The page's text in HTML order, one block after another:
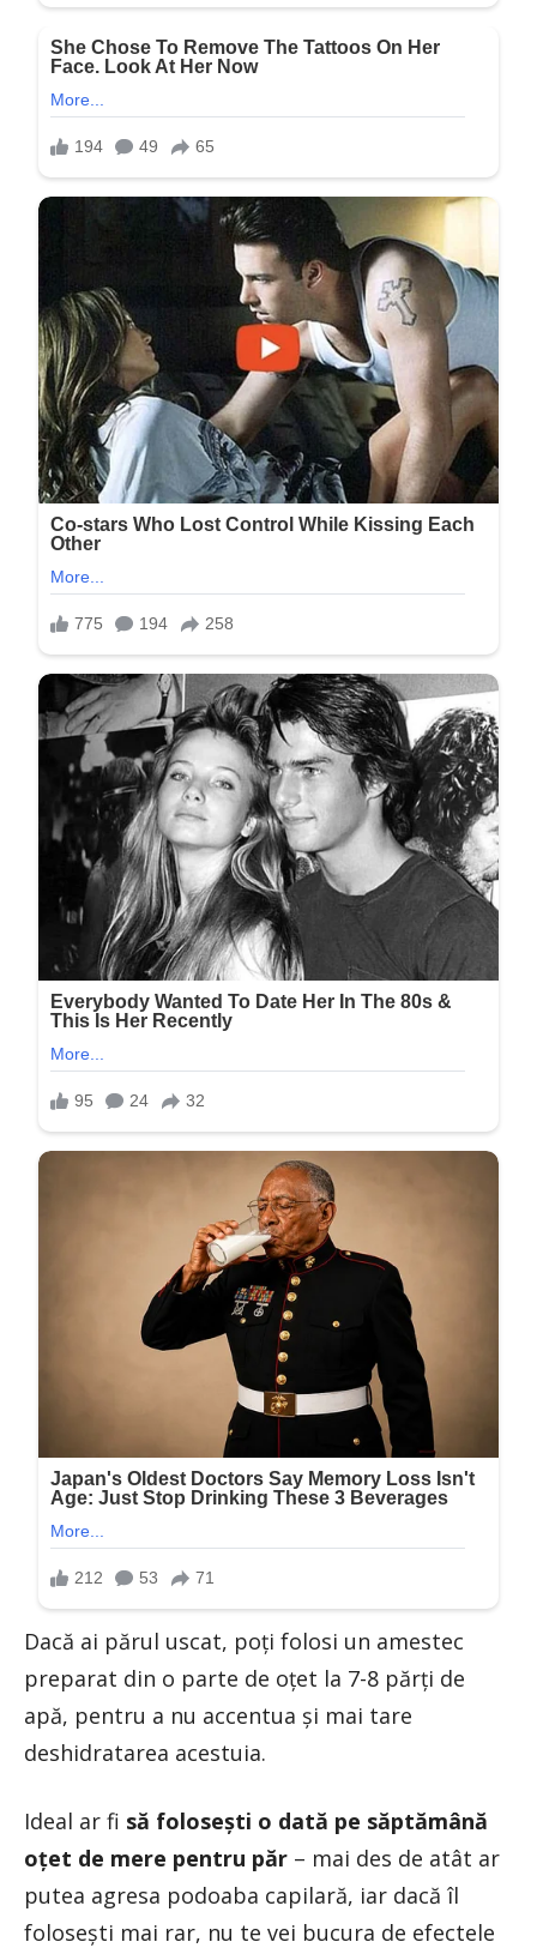
Dacă ai părul uscat, poți folosi un amestec
preparat din o parte de oțet la 7-8 părți de
apă, pentru a nu accentua și mai tare
deshidratarea acestuia.
Ideal ar fi să folosești o dată pe săptămână
oțet de mere pentru păr – mai des de atât ar
putea agresa podoaba capilară, iar dacă îl
folosești mai rar, nu te vei bucura de efectele